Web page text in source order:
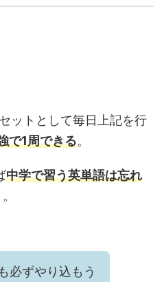
ットとして毎日上記を行
で1周できる。
中学で習う英単語は忘れ
必ずやり込もう